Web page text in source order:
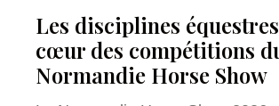
Les disciplines
cœur des compétitions
Normandie Horse Show